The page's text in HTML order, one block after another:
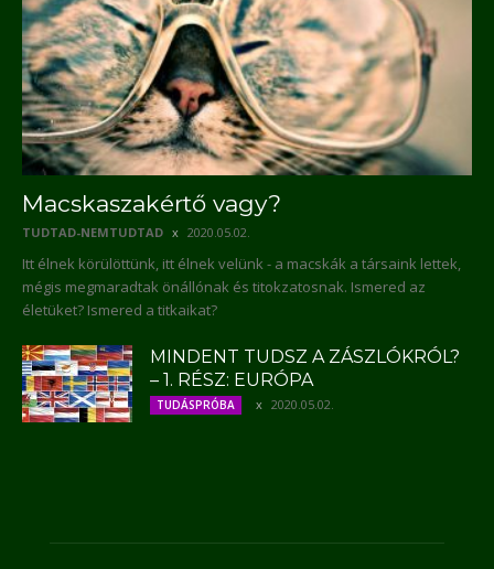
Macskaszakértő vagy?
TUDTAD-NEMTUDTAD 2020.05.02.
Itt élnek körülöttünk, itt élnek velünk - a macskák a társaink lettek,
mégis megmaradtak önállónak és titokzatosnak. Ismered az
életüket? Ismered a titkaikat?
MINDENT TUDSZ A ZÁSZLÓKRÓL?
– 1. RÉSZ: EURÓPA
TUDÁSPRÓBA 2020.05.02.